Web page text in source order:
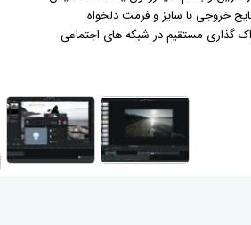
خروجی با سایز و فرمت دلخواه
گذاری مستقیم در شبکه های اجتماعی